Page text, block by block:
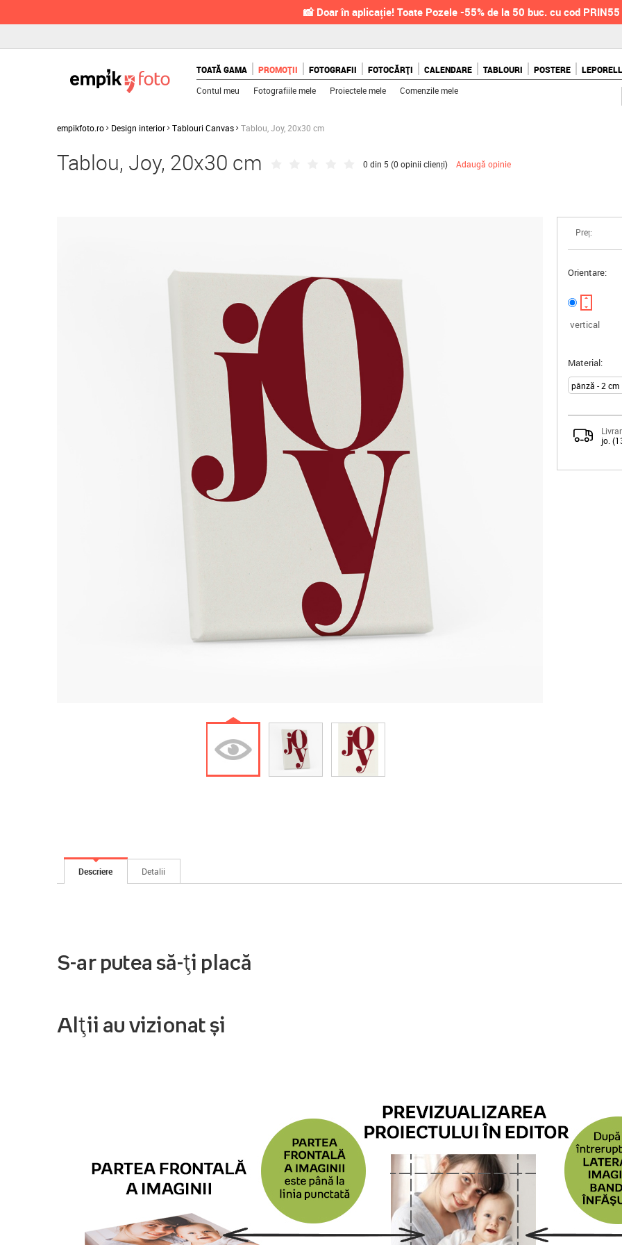
📸 Doar în aplicație! Toate Pozele -55% de la 50 buc. cu cod
TOATĂ GAMA PROMOȚII FOTOGRAFII FOTOCĂRȚI CALENDARE TABLOURI POSTERE
Contul meu Fotografiile mele Proiectele mele Comenzile mele
empikfoto.ro Design interior Tablouri Canvas Tablou, Joy, 20x30 cm
Tablou, Joy, 20x30 cm 0 din 5 (0 opinii clienți) Adaugă opinie
Preț:
Orientare:
vertical
Material:
jo.
Descriere Detalii
S-ar putea să-ți placă
Alții au vizionat și